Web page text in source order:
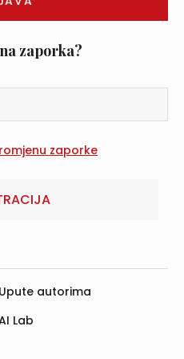
zaporka?
Upute autorima
Lab